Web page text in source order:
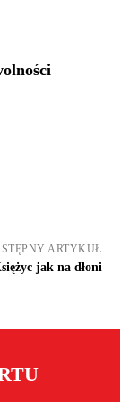
ARTYKUŁ
jak na dłoni